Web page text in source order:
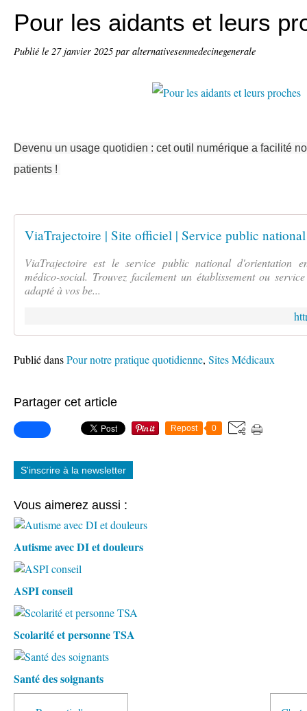
Pour les aidants et leurs
Publié le 27 janvier 2025 par alternativesenmedecinegenerale
Devenu un usage quotidien : cet outil numérique a facilité
patients !
ViaTrajectoire est le service public national d'orientation
médico-social. Trouvez facilement un établissement ou
adapté à vos be...
Publié dansPour notre pratique quotidienne, Sites Médicaux
Partager cet article
Repost 0
S'inscrire à la newsletter
Vous aimerez aussi :
Autisme avec DI et douleurs
ASPI conseil
Scolarité et personne TSA
Santé des soignants